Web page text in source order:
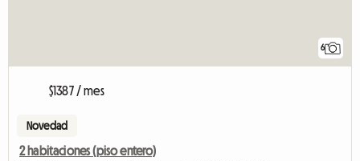
6
$1387 / mes
Novedad
2 habitaciones (piso entero)